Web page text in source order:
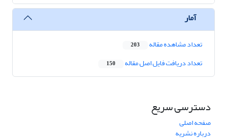
آمار
تعداد مشاهده مقاله 203
تعداد دریافت فایل اصل مقاله 150
دسترسی سریع
صفحه اصلی
درباره نشریه